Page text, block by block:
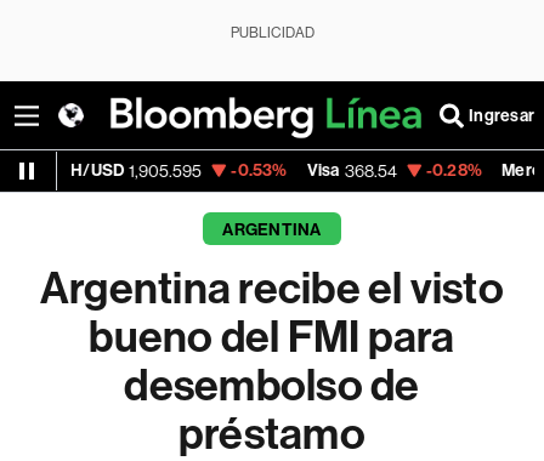
PUBLICIDAD
Ingresar
1,905.595 -0.53% Visa 368.54 -0.28% MercadoLibre
ARGENTINA
Argentina recibe el visto
bueno del FMI para
desembolso de
préstamo